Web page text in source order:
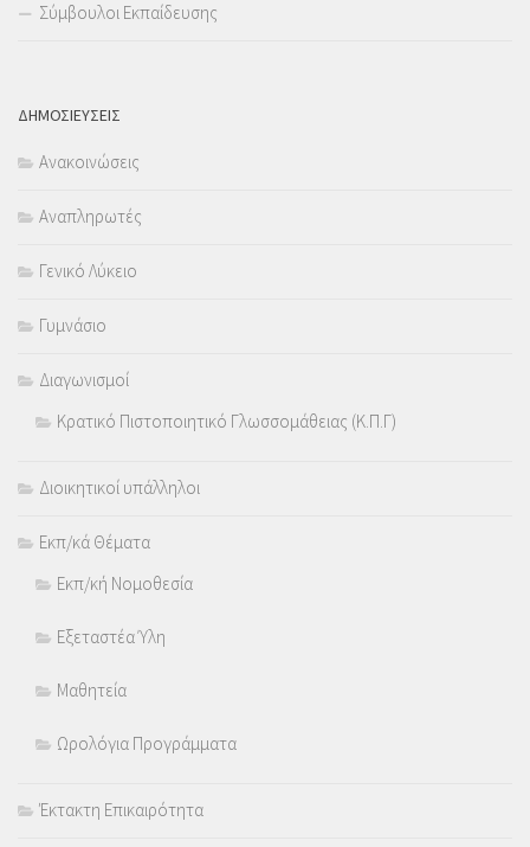
Σύμβουλοι Εκπαίδευσης
ΔΗΜΟΣΙΕΥΣΕΙΣ
Ανακοινώσεις
Αναπληρωτές
Γενικό Λύκειο
Γυμνάσιο
Διαγωνισμοί
Κρατικό Πιστοποιητικό Γλωσσομάθειας (Κ.Π.Γ)
Διοικητικοί υπάλληλοι
Εκπ/κά Θέματα
Εκπ/κή Νομοθεσία
Εξεταστέα Ύλη
Μαθητεία
Ωρολόγια Προγράμματα
Έκτακτη Επικαιρότητα